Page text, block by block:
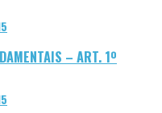
– ART. 1º